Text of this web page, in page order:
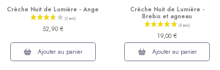
Crèche Nuit de Lumière - Ange
52,90 €
Ajouter au panier
Crèche Nuit de Lumière -
Brebis et agneau
19,00 €
Ajouter au panier